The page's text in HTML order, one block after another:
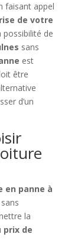
faisant appel
de votre
possibilité de
sans
est
être
d’un
en panne à
la
prix de